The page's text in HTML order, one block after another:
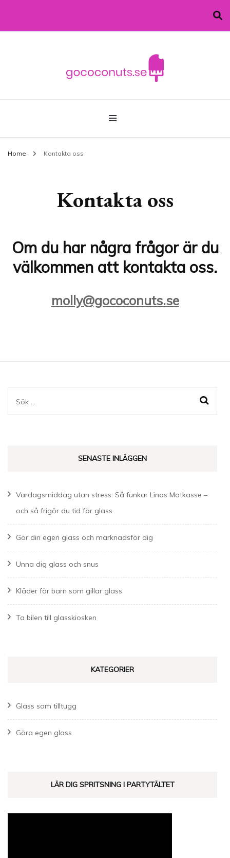
gococonuts.se
Home Kontakta oss
Kontakta oss
Om du har några frågor är du
välkommen att kontakta oss.
molly@gococonuts.se
Sök
SENASTE INLÄGGEN
Vardagsmiddag utan stress: Så funkar Linas Matkasse –
och så frigör du tid för glass
Gör din egen glass och marknadsför dig
Unna dig glass och snus
Kläder för barn som gillar glass
Ta bilen till glasskiosken
KATEGORIER
Glass som tilltugg
Göra egen glass
LÄR DIG SPRITSNING I PARTYTÄLTET